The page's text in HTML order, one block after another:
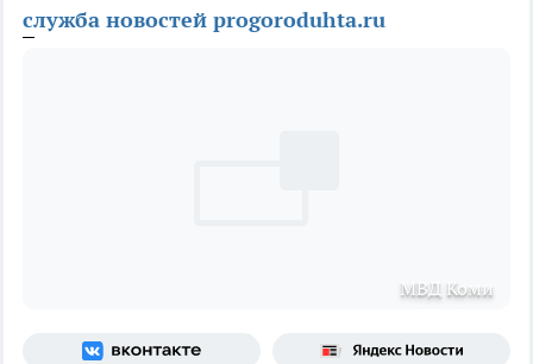
служба новостей progoroduhta.ru
МВД Коми